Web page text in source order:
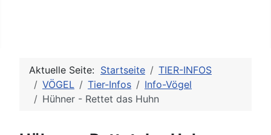
Aktuelle Seite: Startseite
TIER-INFOS
VÖGEL
Tier-Infos
Info-Vögel
Hühner - Rettet das Huhn